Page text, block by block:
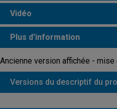
Vidéo
Plus d'information
Ancienne version affichée -
Versions du descriptif du